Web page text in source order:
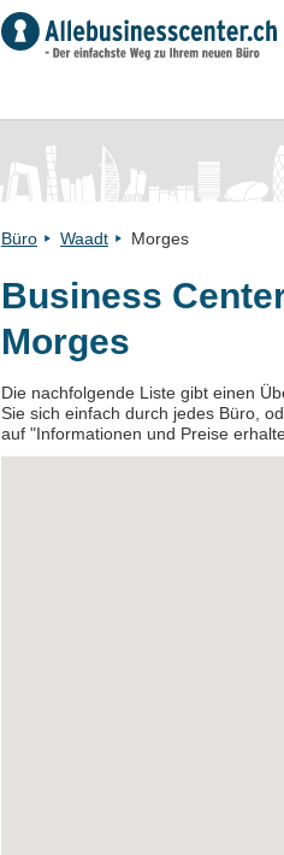
Büro Waadt Morges
Business
Morges
Die nachfolgende Liste gibt einen
Sie sich einfach durch jedes Büro,
auf "Informationen und Preise